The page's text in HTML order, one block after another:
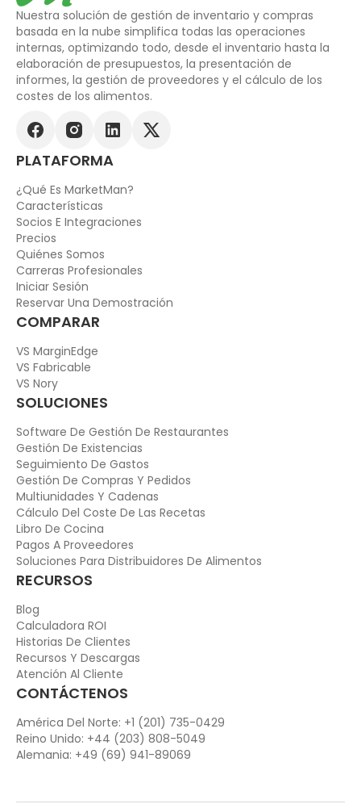
Nuestra solución de gestión de inventario y compras
basada en la nube simplifica todas las operaciones
internas, optimizando todo, desde el inventario hasta la
elaboración de presupuestos, la presentación de
informes, la gestión de proveedores y el cálculo de los
costes de los alimentos.
PLATAFORMA
¿Qué Es MarketMan?
Características
Socios E Integraciones
Precios
Quiénes Somos
Carreras Profesionales
Iniciar Sesión
Reservar Una Demostración
COMPARAR
VS MarginEdge
VS Fabricable
VS Nory
SOLUCIONES
Software De Gestión De Restaurantes
Gestión De Existencias
Seguimiento De Gastos
Gestión De Compras Y Pedidos
Multiunidades Y Cadenas
Cálculo Del Coste De Las Recetas
Libro De Cocina
Pagos A Proveedores
Soluciones Para Distribuidores De Alimentos
RECURSOS
Blog
Calculadora ROI
Historias De Clientes
Recursos Y Descargas
Atención Al Cliente
CONTÁCTENOS
América Del Norte: +1 (201) 735-0429
Reino Unido: +44 (203) 808-5049
Alemania: +49 (69) 941-89069